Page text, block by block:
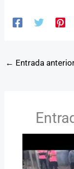
← Entrada